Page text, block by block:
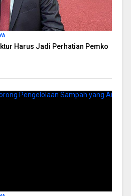
Harus Jadi Perhatian Pemko